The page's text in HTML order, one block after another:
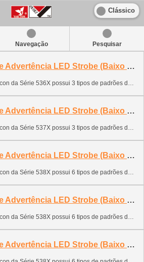
Clássico
Navegação Pesquisar
Luzes de Advertência LED Strobe (Baixo Perfil)
ideal para aplicações industriais. A longa vida útil livre de manutenção da tecnologia LED torna esta uma solução de substituição perfeita para os beacons estroboscópicos existentes. Esta luz econômica possui uma faixa de operação de tensão de 12-80VDC e AC, o que também a torna ideal para uso em veículos e equipamentos alimentados eletricamente.
Luzes de Advertência LED Strobe (Baixo Perfil)
ideal para aplicações industriais. A longa vida útil livre de manutenção da tecnologia LED torna esta uma solução de substituição perfeita para os beacons estroboscópicos existentes. Esta luz econômica possui uma faixa de operação de tensão de 12-80VDC e AC, o que também a torna ideal para uso em veículos e equipamentos alimentados eletricamente.
Luzes de Advertência LED Strobe (Baixo Perfil)
ideal para aplicações industriais. A longa vida útil livre de manutenção da tecnologia LED torna esta uma solução de substituição perfeita para os beacons estroboscópicos existentes. Esta luz econômica possui uma faixa de operação de tensão de 12-80VDC e AC, o que também a torna ideal para uso em veículos e equipamentos alimentados eletricamente.
Luzes de Advertência LED Strobe (Baixo Perfil)
ideal para aplicações industriais. A longa vida útil livre de manutenção da tecnologia LED torna esta uma solução de substituição perfeita para os beacons estroboscópicos existentes. Esta luz econômica possui uma faixa de operação de tensão de 12-80VDC e AC, o que também a torna ideal para uso em veículos e equipamentos alimentados eletricamente.
Luzes de Advertência LED Strobe (Baixo Perfil)